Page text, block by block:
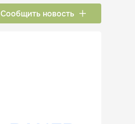
Сообщить новость